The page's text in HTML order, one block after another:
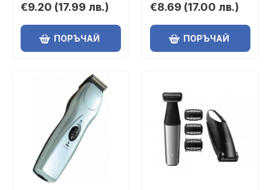
€9.20 (17.99 лв.)
ПОРЪЧАЙ
€8.69 (17.00 лв.)
ПОРЪЧАЙ